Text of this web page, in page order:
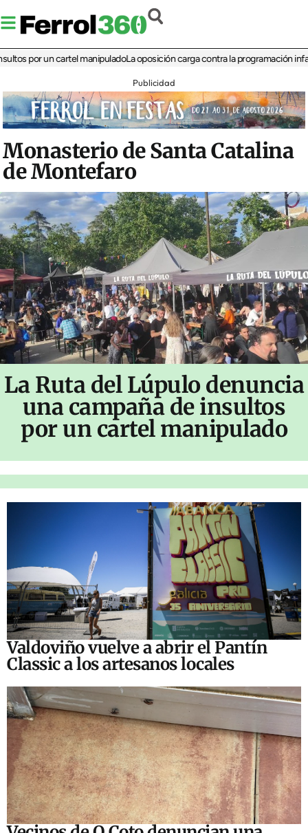
un cartel manipuladoLa oposición carga contra la programación infantil de
Publicidad
Monasterio de Santa Catalina
de Montefaro
La Ruta del Lúpulo denuncia
una campaña de insultos
por un cartel manipulado
Valdoviño vuelve a abrir el Pantín
Classic a los artesanos locales